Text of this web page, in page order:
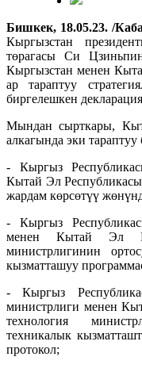
Бишкек, 18.05.23. /
Кыргызстан
төрагасы Си
Кыргызстан менен
ар тараптуу
биргелешкен
Мындан сырткары,
алкагында эки
- Кыргыз
Кытай Эл
жардам көрсөтүү
- Кыргыз
менен Кытай Эл
министрлигинин
кызматташуу
- Кыргыз
министрлиги менен
технология
техникалык
протокол;